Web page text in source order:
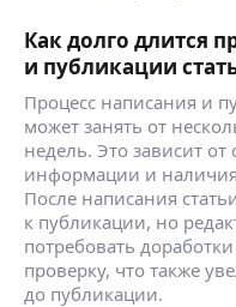
Как долго длится
и публикации
Процесс написания и
может занять от
недель. Это зависит
информации и
После написания
к публикации, но
потребовать
проверку, что также
до публикации.